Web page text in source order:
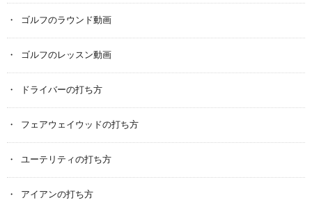
ゴルフのラウンド動画
ゴルフのレッスン動画
ドライバーの打ち方
フェアウェイウッドの打ち方
ユーテリティの打ち方
アイアンの打ち方